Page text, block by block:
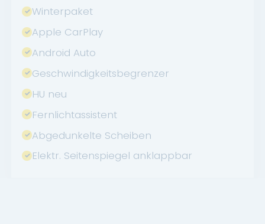
Winterpaket
Apple CarPlay
Android Auto
Geschwindigkeitsbegrenzer
HU neu
Fernlichtassistent
Abgedunkelte Scheiben
Elektr. Seitenspiegel anklappbar